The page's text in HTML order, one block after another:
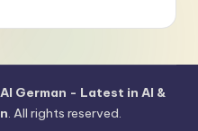
German - Latest in AI &
. All rights reserved.